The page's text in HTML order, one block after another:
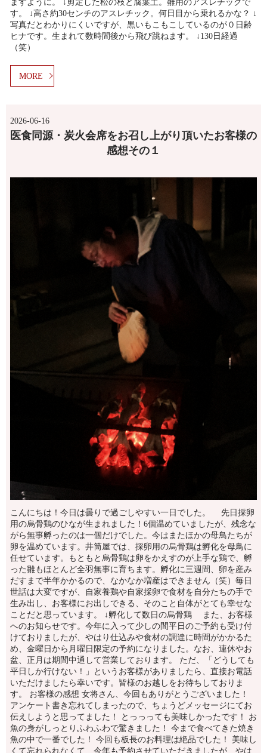
ますように。 ↓剪定した松の枝と腐葉土。雛用のアスレチックで
す。 ↓高さ約30センチのアスレチック。何日目から乗れるかな？ ↓
写真だとわかりにくいですが、黒いもこもこしているのが０日齢
ヒナです。生まれて数時間後から飛び跳ねます。 ↓130日経過
（笑）
MORE
2026-06-16
医食同源・炭火会席をお召し上がり頂いたお客様の
感想その１
こんにちは！今日は曇りで過ごしやすい一日でした。 先日採卵
用の烏骨鶏のひなが生まれました！6個温めていましたが、残念な
がら無事孵ったのは一個だけでした。今はまたほかの母鳥たちが
卵を温めています。井筒屋では、採卵用の烏骨鶏は孵化を母鳥に
任せています。もともと烏骨鶏は卵をかえすのが上手な鶏で、孵
った雛もほとんど全羽無事に育ちます。孵化に三週間、卵を産み
だすまで半年かかるので、なかなか増産はできません（笑）毎日
世話は大変ですが、自家養鶏や自家採卵で食材を自分たちの手で
生み出し、お客様にお出しできる、そのこと自体がとても幸せな
ことだと思っています。 ↓孵化して数日の烏骨鶏 また、お客様
へのお知らせです。今年に入って少しの間平日のご予約も受け付
けておりましたが、やはり仕込みや食材の調達に時間がかかるた
め、金曜日から月曜日限定の予約になりました。なお、連休やお
盆、正月は期間中通して営業しております。 ただ、「どうしても
平日しか行けない！」というお客様がありましたら、直接お電話
いただけましたら幸いです。皆様のお越しをお待ちしておりま
す。 お客様の感想 女将さん、今回もありがとうございました！
アンケート書き忘れてしまったので、ちょうどメッセージにてお
伝えしようと思ってました！ とっっっても美味しかったです！ お
魚の身がしっとりふわふわで驚きました！ 今まで食べてきた焼き
魚の中で一番でした！ 今回も板長のお料理は絶品でした！ 美味し
くて忘れられなくて、今年も予約させていただきましたが、やは